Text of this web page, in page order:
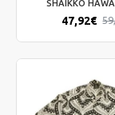
SHAIKKO
47,92€